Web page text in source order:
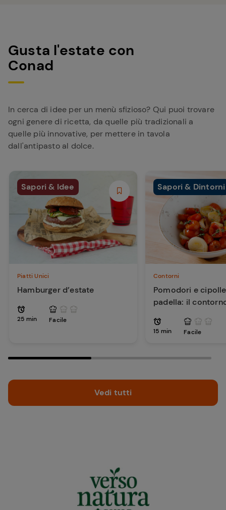
Gusta l'estate con
Conad
In cerca di idee per un menù sfizioso? Qui puoi trovare
ogni genere di ricetta, da quelle più tradizionali a
quelle più innovative, per mettere in tavola
dall'antipasto al dolce.
Sapori & Idee
Piatti Unici
Hamburger d’estate
25 min Facile
Sapori & Dintorni
Contorni
Pomodori e
padella: il
15 min Facile
Vedi tutti